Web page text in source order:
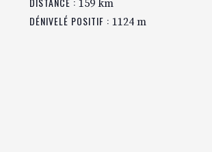
159 km
DÉNIVELÉ POSITIF : 1124 m